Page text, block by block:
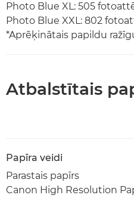
Photo Blue XL: 505
Photo Blue XXL: 802
*Aprēķinātais papildu
Atbalstītais
Papīra veidi
Parastais papīrs
Canon High Resolution